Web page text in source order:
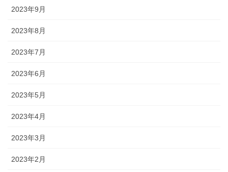
2023年9月
2023年8月
2023年7月
2023年6月
2023年5月
2023年4月
2023年3月
2023年2月